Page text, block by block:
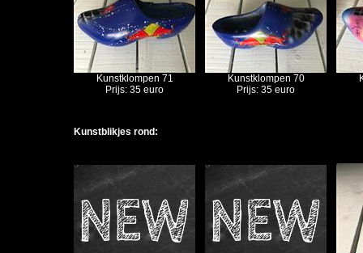
Kunstklompen 71
Prijs: 35 euro
Kunstklompen 70
Prijs: 35 euro
Kunstblikjes rond: